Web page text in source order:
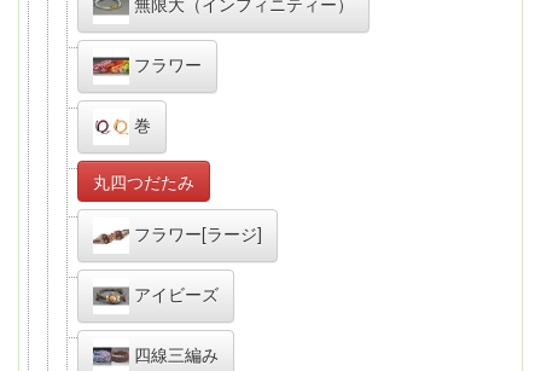
フラワー
巻
丸四つだたみ
フラワー[ラージ]
アイビーズ
四線三編み